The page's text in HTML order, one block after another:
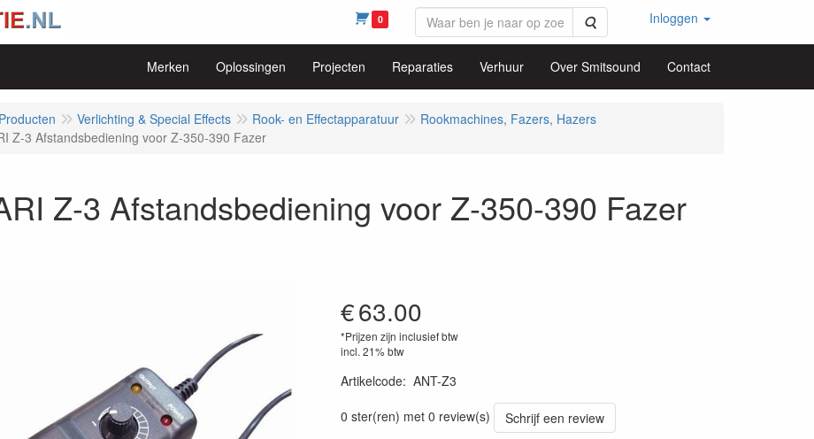
0 Zoeken Inloggen
Merken Oplossingen Projecten Reparaties Verhuur Over Smitsound Contact
Producten Verlichting & Special Effects Rook- en Effectapparatuur
Rookmachines, Fazers, Hazers
Z-3 Afstandsbediening voor Z-350-390 Fazer
Z-3 Afstandsbediening voor Z-350-390 Fazer
€63.00
*Prijzen zijn inclusief btw
incl. 21% btw
Artikelcode: ANT-Z3
0 ster(ren) met 0 review(s)
Schrijf een review